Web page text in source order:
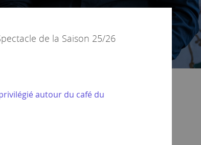
de la Saison 25/26
autour du café du